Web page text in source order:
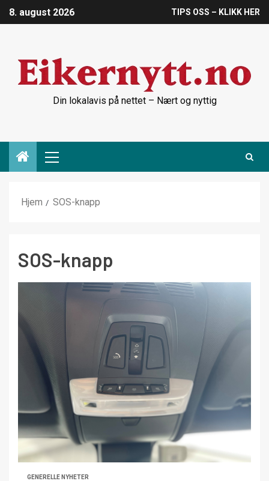
8. august 2026 TIPS OSS – KLIKK HER
Din lokalavis på nettet – Nært og nyttig
Hjem SOS-knapp
SOS-knapp
GENERELLE NYHETER